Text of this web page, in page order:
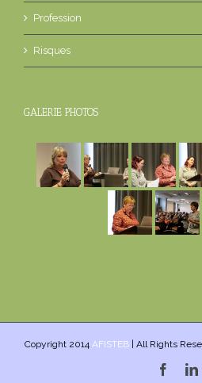
Profession
Risques
GALERIE PHOTOS
Copyright 2014 AFISTEB | All Rights